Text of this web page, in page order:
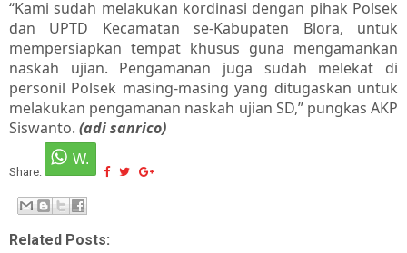
“Kami sudah melakukan kordinasi dengan pihak Polsek
dan UPTD Kecamatan se-Kabupaten Blora, untuk
mempersiapkan tempat khusus guna mengamankan
naskah ujian. Pengamanan juga sudah melekat di
personil Polsek masing-masing yang ditugaskan untuk
melakukan pengamanan naskah ujian SD,” pungkas AKP
Siswanto. (adi sanrico)
Share:
Related Posts: